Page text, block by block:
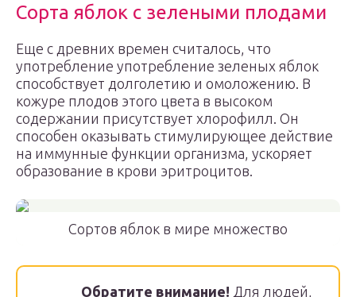
Сорта яблок с зелеными плодами
Еще с древних времен считалось, что
употребление употребление зеленых яблок
способствует долголетию и омоложению. В
кожуре плодов этого цвета в высоком
содержании присутствует хлорофилл. Он
способен оказывать стимулирующее действие
на иммунные функции организма, ускоряет
образование в крови эритроцитов.
Сортов яблок в мире множество
Обратите внимание! Для людей,